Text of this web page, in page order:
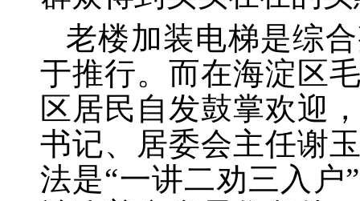
老楼加装电梯是综
于推行。而在海淀区
区居民自发鼓掌欢迎
书记、居委会主任谢
法是“一讲二劝三入户